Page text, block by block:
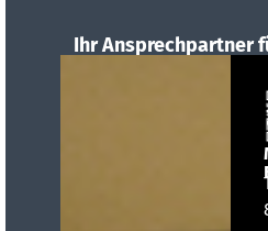
Ihr Ansprechpartner